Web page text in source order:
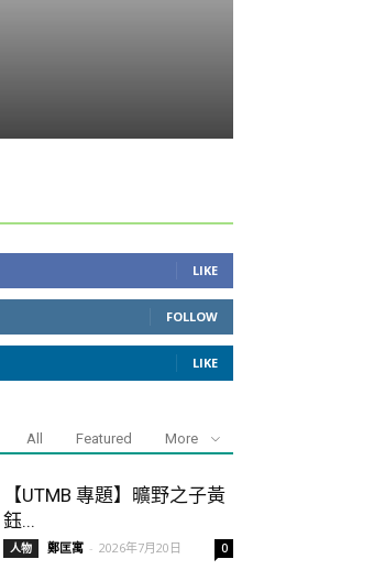
LIKE
FOLLOW
LIKE
All Featured More
【UTMB 專題】曠野之子黃
鈺...
人物 鄭匡寓 - 2026年7月20日 0